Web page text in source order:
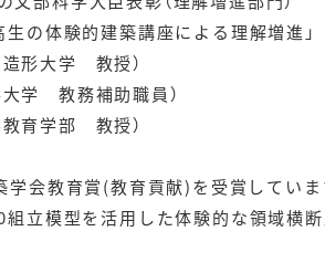
の体験的建築講座による理解増進」
大学 教授）
教務補助職員）
育学部 教授）
学会教育賞(教育貢献)を受賞していま
立模型を活用した体験的な領域横断